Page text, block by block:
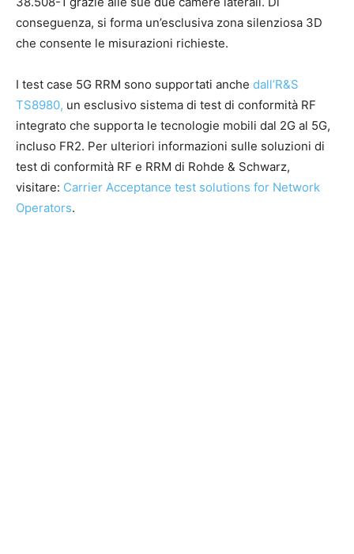
conseguenza, si forma un’esclusiva zona silenziosa 3D
che consente le misurazioni richieste.
I test case 5G RRM sono supportati anche dall’R&S
TS8980, un esclusivo sistema di test di conformità RF
integrato che supporta le tecnologie mobili dal 2G al 5G,
incluso FR2. Per ulteriori informazioni sulle soluzioni di
test di conformità RF e RRM di Rohde & Schwarz,
visitare: Carrier Acceptance test solutions for Network
Operators.